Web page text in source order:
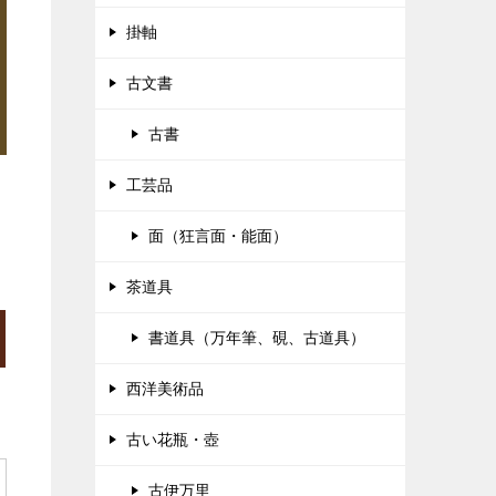
掛軸
古文書
古書
工芸品
面（狂言面・能面）
茶道具
書道具（万年筆、硯、古道具）
西洋美術品
古い花瓶・壺
古伊万里